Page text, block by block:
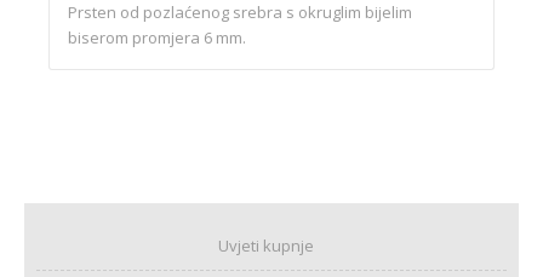
Prsten od pozlaćenog srebra s okruglim bijelim
biserom promjera 6 mm.
Uvjeti kupnje